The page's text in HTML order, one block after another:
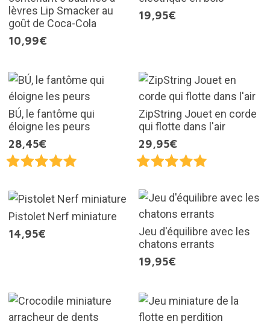
lèvres Lip Smacker au
goût de Coca-Cola
10,99€
19,95€
BÚ, le fantôme qui
éloigne les peurs
28,45€
ZipString Jouet en corde
qui flotte dans l'air
29,95€
Pistolet Nerf miniature
14,95€
Jeu d'équilibre avec les
chatons errants
19,95€